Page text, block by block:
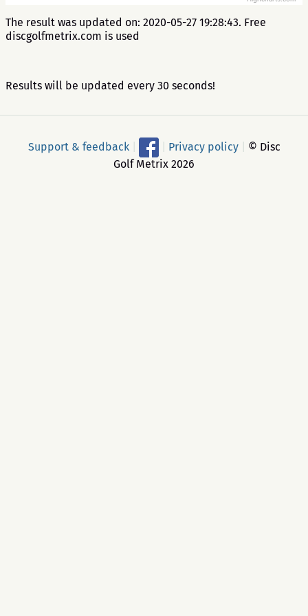
The result was updated on: 2020-05-27 19:28:43. Free
discgolfmetrix.com is used
Results will be updated every 30 seconds!
Support & feedback Privacy policy
© Disc
Golf Metrix 2026